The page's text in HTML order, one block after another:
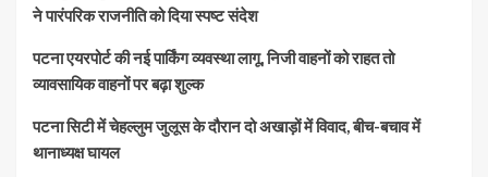
ने पारंपरिक राजनीति को दिया स्पष्ट संदेश
पटना एयरपोर्ट की नई पार्किंग व्यवस्था लागू, निजी वाहनों को राहत तो
व्यावसायिक वाहनों पर बढ़ा शुल्क
पटना सिटी में चेहल्लुम जुलूस के दौरान दो अखाड़ों में विवाद, बीच-बचाव में
थानाध्यक्ष घायल